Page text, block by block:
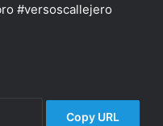
#versoscallejero
Copy URL